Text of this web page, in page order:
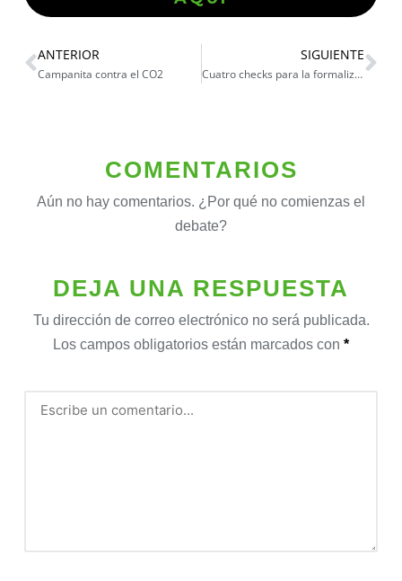
ANTERIOR
Campanita contra el CO2
SIGUIENTE
Cuatro checks para la formalización minera
COMENTARIOS
Aún no hay comentarios. ¿Por qué no comienzas el
debate?
DEJA UNA RESPUESTA
Tu dirección de correo electrónico no será publicada.
Los campos obligatorios están marcados con *